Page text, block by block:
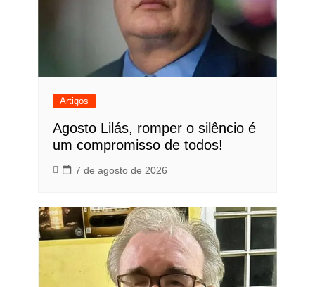
Artigos
Agosto Lilás, romper o silêncio é
um compromisso de todos!
7 de agosto de 2026